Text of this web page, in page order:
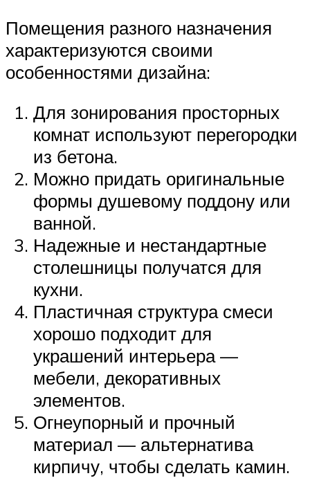
Помещения разного назначения
характеризуются своими
особенностями дизайна:
Для зонирования просторных
комнат используют перегородки
из бетона.
Можно придать оригинальные
формы душевому поддону или
ванной.
Надежные и нестандартные
столешницы получатся для
кухни.
Пластичная структура смеси
хорошо подходит для
украшений интерьера —
мебели, декоративных
элементов.
Огнеупорный и прочный
материал — альтернатива
кирпичу, чтобы сделать камин.